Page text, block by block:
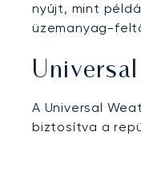
nyújt, mint
üzemanyag-
A Universal
biztosítva a